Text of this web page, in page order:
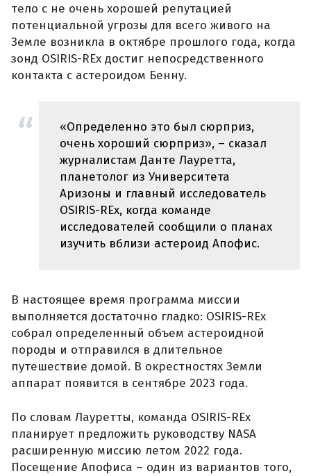
тело с не очень хорошей репутацией
потенциальной угрозы для всего живого на
Земле возникла в октябре прошлого года, когда
зонд OSIRIS-REx достиг непосредственного
контакта с астероидом Бенну.
«Определенно это был сюрприз,
очень хороший сюрприз», – сказал
журналистам Данте Лауретта,
планетолог из Университета
Аризоны и главный исследователь
OSIRIS-REx, когда команде
исследователей сообщили о планах
изучить вблизи астероид Апофис.
В настоящее время программа миссии
выполняется достаточно гладко: OSIRIS-REx
собрал определенный объем астероидной
породы и отправился в длительное
путешествие домой. В окрестностях Земли
аппарат появится в сентябре 2023 года.
По словам Лауретты, команда OSIRIS-REx
планирует предложить руководству NASA
расширенную миссию летом 2022 года.
Посещение Апофиса – один из вариантов того,